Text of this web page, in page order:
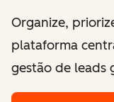
Organize,
plataforma
gestão de leads